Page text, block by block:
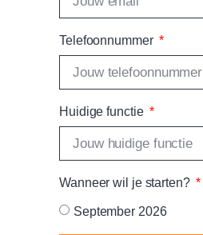
Telefoonnummer
Huidige functie
Wanneer wil je starten?
September 2026